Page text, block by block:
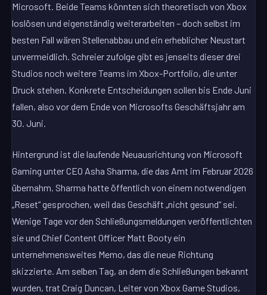
Microsoft. Beide Teams könnten sich theoretisch von Xbox
loslösen und eigenständig weiterarbeiten – doch selbst im
besten Fall wären Stellenabbau und ein erheblicher Neustart
unvermeidlich. Schreier zufolge gibt es jenseits dieser drei
Studios noch weitere Teams im Xbox-Portfolio, die unter
Druck stehen. Konkrete Entscheidungen sollen bis Ende Juni
fallen, also vor dem Ende von Microsofts Geschäftsjahr am
30. Juni.
Hintergrund ist die laufende Neuausrichtung von Microsoft
Gaming unter CEO Asha Sharma, die das Amt im Februar 2026
übernahm. Sharma hatte öffentlich von einem notwendigen
„Reset“ gesprochen, weil das Geschäft „nicht gesund“ sei.
Wenige Tage vor den Schließungsmeldungen veröffentlichten
sie und Chief Content Officer Matt Booty ein
unternehmensweites Memo, das die neue Richtung
skizzierte. Am selben Tag, an dem die Schließungen bekannt
wurden, trat Craig Duncan, Leiter von Xbox Game Studios,